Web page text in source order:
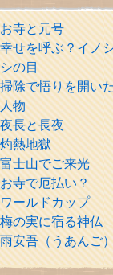
お寺と元号
幸せを呼ぶ？イノ
シの目
掃除で悟りを開い
人物
夜長と長夜
灼熱地獄
富士山でご来光
お寺で厄払い？
ワールドカップ
梅の実に宿る神仏
雨安吾（うあんご